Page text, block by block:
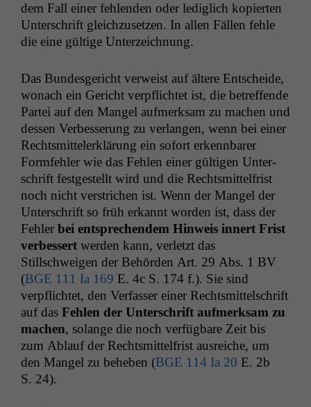
dem Fall ein­er fehlen­den oder lediglich kopierten
Unter­schrift gle­ichzuset­zen. In allen Fällen fehle
die eine gültige Unterzeichnung.
Das Bun­des­gericht ver­weist auf ältere Entschei­de,
wonach ein Gericht verpflichtet ist, die betr­e­f­fende
Partei auf den Man­gel aufmerk­sam zu machen und
dessen Verbesserung zu ver­lan­gen, wenn bei ein­er
Rechtsmit­tel­erk­lärung ein sofort erkennbar­er
Form­fehler wie das Fehlen ein­er gülti­gen Unter­
schrift fest­gestellt wird und die Rechtsmit­tel­frist
noch nicht ver­strichen ist. Wenn der Man­gel der
Unter­schrift so früh erkan­nt wor­den ist, dass der
Fehler bei entsprechen­dem Hin­weis innert Frist
verbessert wer­den kann, ver­let­zt das
Stillschweigen der Behör­den Art. 29 Abs. 1 BV
(BGE 111 Ia 169 E. 4c S. 174 f.). Sie sind
verpflichtet, den Ver­fass­er ein­er Rechtsmit­telschrift
auf das Fehlen der Unter­schrift aufmerk­sam zu
machen, solange die noch ver­füg­bare Zeit bis
zum Ablauf der Rechtsmit­tel­frist aus­re­iche, um
den Man­gel zu beheben (BGE 114 Ia 20
S. 24).